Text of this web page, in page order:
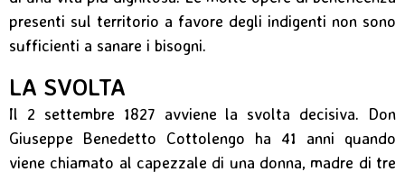
presenti sul territorio a favore degli indigenti non sono
sufficienti a sanare i bisogni.
LA SVOLTA
Il 2 settembre 1827 avviene la svolta decisiva. Don
Giuseppe Benedetto Cottolengo ha 41 anni quando
viene chiamato al capezzale di una donna, madre di tre